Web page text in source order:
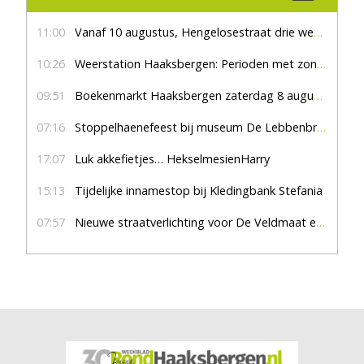
11:00 Vanaf 10 augustus, Hengelosestraat drie weken dicht voor doorgaand verkeer
10:26 Weerstation Haaksbergen: Perioden met zon en droog
09:51 Boekenmarkt Haaksbergen zaterdag 8 augustus, marktplein Haaksbergen
07:16 Stoppelhaenefeest bij museum De Lebbenbrugge
17:07 Luk akkefietjes… HekselmesienHarry
15:13 Tijdelijke innamestop bij Kledingbank Stefania
07:57 Nieuwe straatverlichting voor De Veldmaat en De Pas